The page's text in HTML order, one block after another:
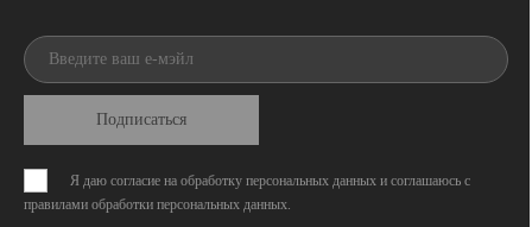
Подписаться
Я даю согласие на обработку персональных данных и соглашаюсь с
правилами обработки персональных данных.